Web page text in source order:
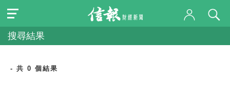
搜尋結果
- 共 0 個結果